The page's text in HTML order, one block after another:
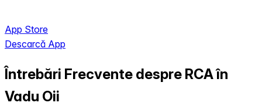
App Store
Descarcă App
Întrebări Frecvente despre RCA în
Vadu Oii